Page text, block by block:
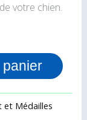
votre chien.
panier
et Médailles